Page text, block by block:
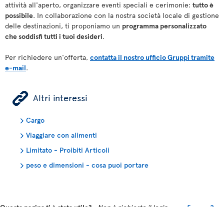
attività all'aperto, organizzare eventi speciali e cerimonie: tutto è
possibile. In collaborazione con la nostra società locale di gestione
delle destinazioni, ti proponiamo un programma personalizzato
che soddisfi tutti i tuoi desideri.
Per richiedere un'offerta, contatta il nostro ufficio Gruppi tramite
e-mail.
ÿ Altri interessi
Cargo
Viaggiare con alimenti
Limitato - Proibiti Articoli
peso e dimensioni - cosa puoi portare